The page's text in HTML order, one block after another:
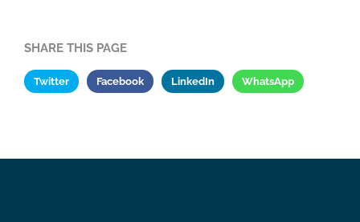
SHARE THIS PAGE
Twitter Facebook LinkedIn WhatsApp